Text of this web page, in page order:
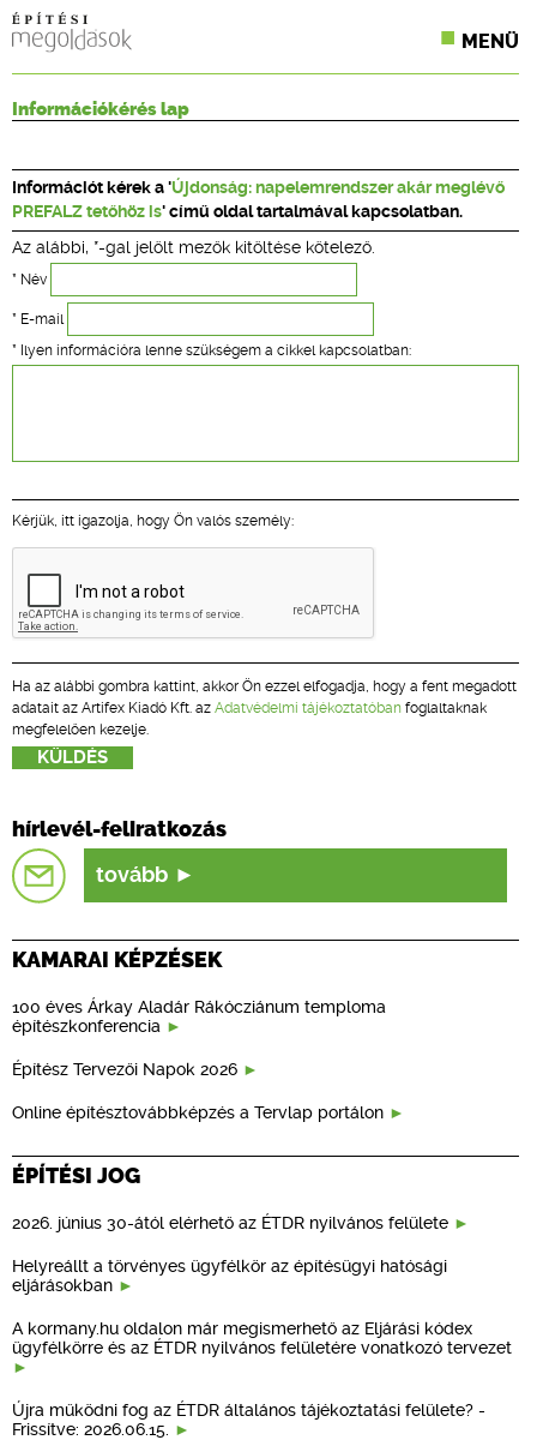
MENÜ
CPR TERMÉKKIÍRÁS
ÉPÍTÉSI JOG
ONLINE KÉPZÉSEK
TERVEZÉSI SEGÉDLETEK
Információkérés lap
Információt kérek a 'Újdonság: napelemrendszer akár meglévő
PREFALZ tetőhöz is' című oldal tartalmával kapcsolatban.
Az alábbi, *-gal jelölt mezők kitöltése kötelező.
* Név
* E-mail
* Ilyen információra lenne szükségem a cikkel kapcsolatban:
Kérjük, itt igazolja, hogy Ön valós személy:
Ha az alábbi gombra kattint, akkor Ön ezzel elfogadja, hogy a fent megadott
adatait az Artifex Kiadó Kft. az Adatvédelmi tájékoztatóban foglaltaknak
megfelelően kezelje.
hírlevél-feliratkozás
tovább
KAMARAI KÉPZÉSEK
100 éves Árkay Aladár Rákócziánum temploma
építészkonferencia
Építész Tervezői Napok 2026
Online építésztovábbképzés a Tervlap portálon
ÉPÍTÉSI JOG
2026. június 30-ától elérhető az ÉTDR nyilvános felülete
Helyreállt a törvényes ügyfélkör az építésügyi hatósági
eljárásokban
A kormany.hu oldalon már megismerhető az Eljárási kódex
ügyfélkörre és az ÉTDR nyilvános felületére vonatkozó tervezet
Újra működni fog az ÉTDR általános tájékoztatási felülete? -
Frissítve: 2026.06.15.